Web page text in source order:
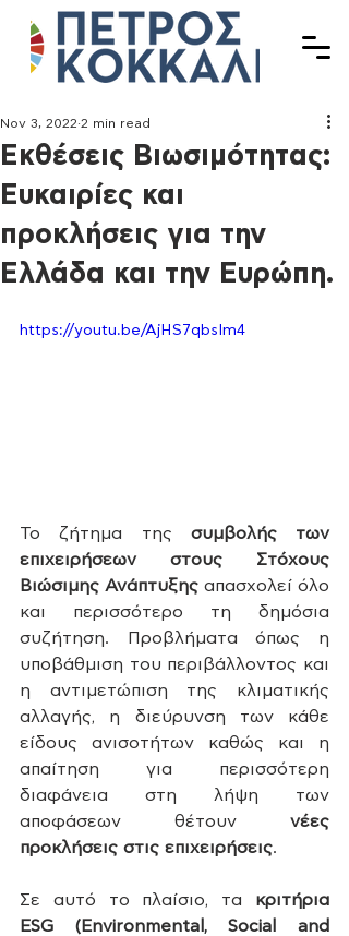
Εκθέσεις Βιωσιμότητας:
Ευκαιρίες και
προκλήσεις για την
Ελλάδα και την Ευρώπη.
Nov 3, 2022 2 min read
https://youtu.be/AjHS7qbsIm4
Το ζήτημα της συμβολής των
επιχειρήσεων στους Στόχους
Βιώσιμης Ανάπτυξης απασχολεί όλο
και περισσότερο τη δημόσια
συζήτηση. Προβλήματα όπως η
υποβάθμιση του περιβάλλοντος και
η αντιμετώπιση της κλιματικής
αλλαγής, η διεύρυνση των κάθε
είδους ανισοτήτων καθώς και η
απαίτηση για περισσότερη
διαφάνεια στη λήψη των
αποφάσεων θέτουν νέες
προκλήσεις στις επιχειρήσεις.
Σε αυτό το πλαίσιο, τα κριτήρια
ESG (Environmental, Social and